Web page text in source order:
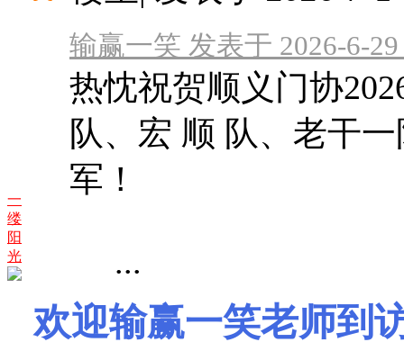
一
缕
阳
光
输赢一笑 发表于 2026-6-29
热忱祝贺顺义门协
队、宏 顺 队、老干
军！
...
欢迎输赢一笑老师到